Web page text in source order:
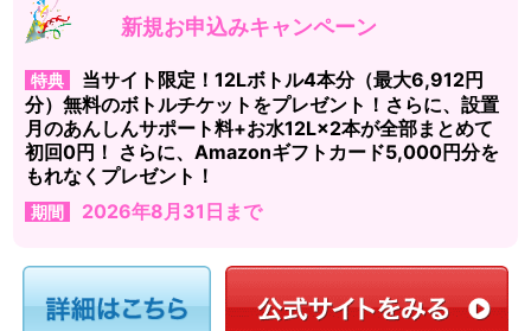
新規お申込みキャンペーン
特典
当サイト限定！12Lボトル4本分（最大6,912円
分）無料のボトルチケットをプレゼント！さらに、設置
月のあんしんサポート料+お水12L×2本が全部まとめて
初回0円！ さらに、Amazonギフトカード5,000円分を
もれなくプレゼント！
期間 2026年8月31日まで